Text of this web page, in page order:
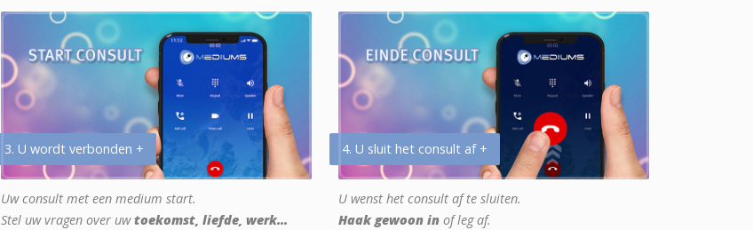
3. U wordt verbonden +
Uw consult met een medium start.
Stel uw vragen over uwtoekomst, liefde, werk...
4. U sluit het consult af +
U wenst het consult af te sluiten.
Haak gewoon in of leg af.